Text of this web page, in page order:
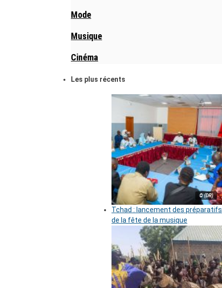
Mode
Musique
Cinéma
Les plus récents
© (DR)
Tchad : lancement des préparatifs
de la fête de la musique